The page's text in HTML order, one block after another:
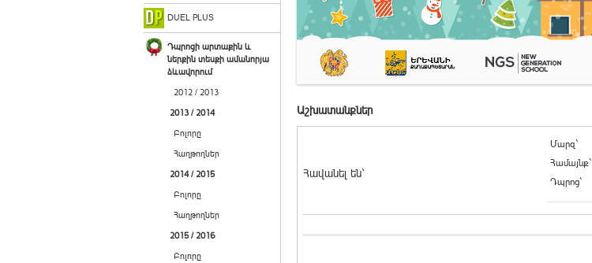
DUEL PLUS
Դպրոցի արտաքին և
ներքին տեսքի ամանորյա
ձևավորում
2012 / 2013
2013 / 2014
Բոլորը
Հաղթողներ
2014 / 2015
Բոլորը
Հաղթողներ
2015 / 2016
Բոլորը
Աշխատանքներ
Մարզ`
Համայնք`
Դպրոց`
Հավանել են`